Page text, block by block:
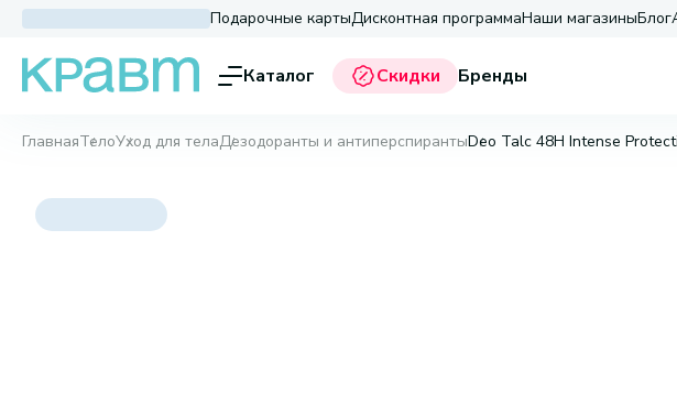
Подарочные картыДисконтная программаНаши магазиныБлог
Каталог Скидки Бренды
ГлавнаяТелоУход для телаДезодоранты и антиперспирантыDeo Talc 48H Intense